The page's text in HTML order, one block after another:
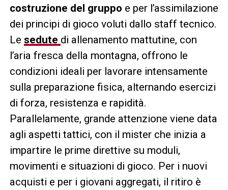
costruzione del gruppo e per l’assimilazione
dei principi di gioco voluti dallo staff tecnico.
Le sedute di allenamento mattutine, con
l’aria fresca della montagna, offrono le
condizioni ideali per lavorare intensamente
sulla preparazione fisica, alternando esercizi
di forza, resistenza e rapidità.
Parallelamente, grande attenzione viene data
agli aspetti tattici, con il mister che inizia a
impartire le prime direttive su moduli,
movimenti e situazioni di gioco. Per i nuovi
acquisti e per i giovani aggregati, il ritiro è